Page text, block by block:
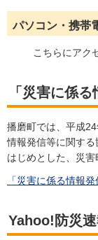
パソコン・携帯
こちらにアク
「災害に係
播磨町では、平成
情報発信等に関す
はじめとした、災害
「災害に係る情報
Yahoo!防災